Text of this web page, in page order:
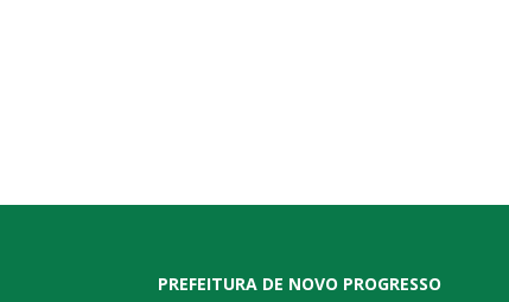
PREFEITURA DE NOVO PROGRESSO